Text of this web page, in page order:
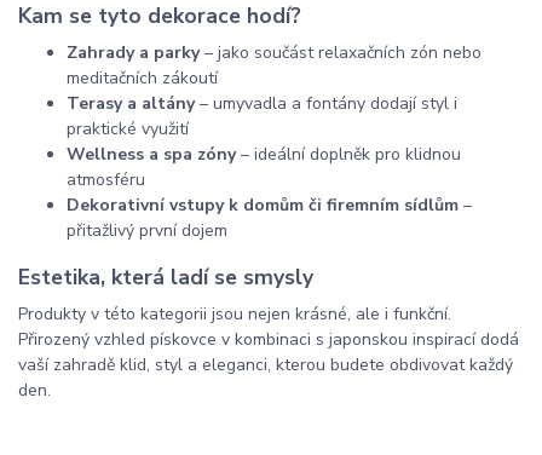
Kam se tyto dekorace hodí?
Zahrady a parky– jako součást relaxačních zón nebo
meditačních zákoutí
Terasy a altány– umyvadla a fontány dodají styl i
praktické využití
Wellness a spa zóny– ideální doplněk pro klidnou
atmosféru
Dekorativní vstupy k domům či firemním sídlům –
přitažlivý první dojem
Estetika, která ladí se smysly
Produkty v této kategorii jsou nejen krásné, ale i funkční.
Přirozený vzhled pískovce v kombinaci s japonskou inspirací dodá
vaší zahradě klid, styl a eleganci, kterou budete obdivovat každý
den.